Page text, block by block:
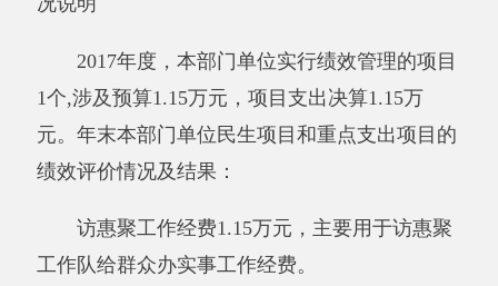
安排、因客观条件发生变化无法按原计划实施，
金，既包括财政拨款结转和结余，也包括事业收
入、经营收入、其他收入的结转和结余。
基本支出：指为保障机构正常运转、完成日
项目支出：指在基本支出之外为完成特定行
政任务和事业发展目标所发生的支出。